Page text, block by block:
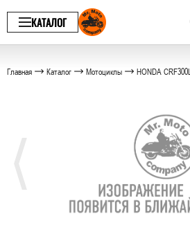
КАТАЛОГ
Главная Каталог Мотоциклы HONDA CRF300L